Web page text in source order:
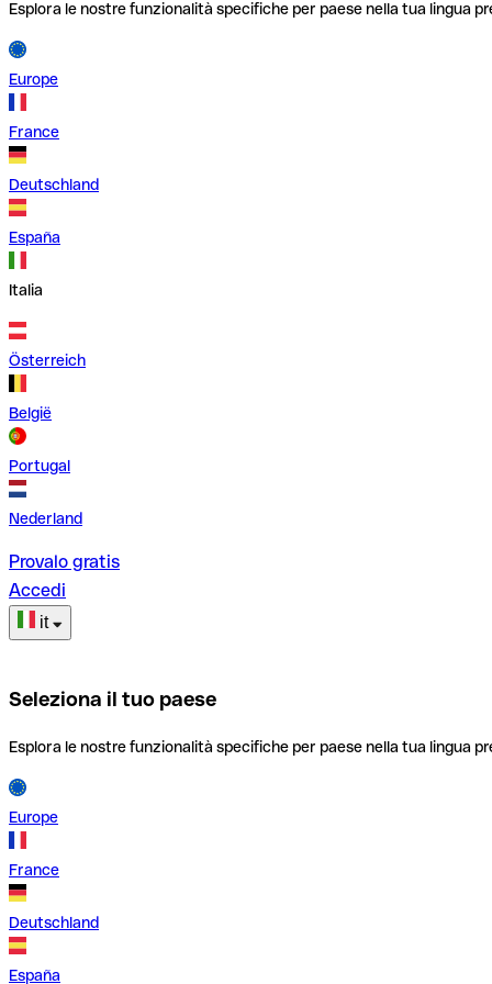
Esplora le nostre funzionalità specifiche per paese nella tua lingua
Europe
France
Deutschland
España
Italia
Österreich
België
Portugal
Nederland
Provalo gratis
Accedi
it
Seleziona il tuo paese
Esplora le nostre funzionalità specifiche per paese nella tua lingua
Europe
France
Deutschland
España